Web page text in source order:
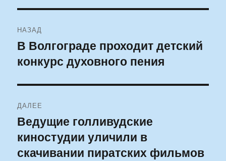
по
записям
НАЗАД
Предыдущая
запись:
В Волгограде проходит детский
конкурс духовного пения
ДАЛЕЕ
Следующая
запись:
Ведущие голливудские
киностудии уличили в
скачивании пиратских фильмов